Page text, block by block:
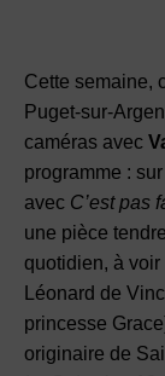
Cette semaine,
Puget-sur-
caméras avec
programme : s
avec C’est pas
une pièce
quotidien, à voir
Léonard de
princesse
originaire de